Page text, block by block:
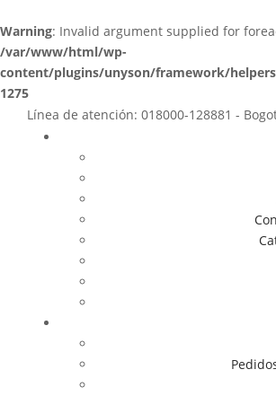
Warning: Invalid argument supplied for
/var/www/html/wp-
content/plugins/unyson/framework/
1275
Línea de atención: 018000-128881 -